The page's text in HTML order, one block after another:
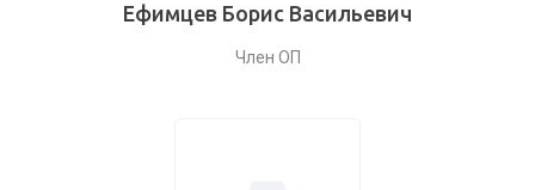
Ефимцев Борис Васильевич
Член ОП